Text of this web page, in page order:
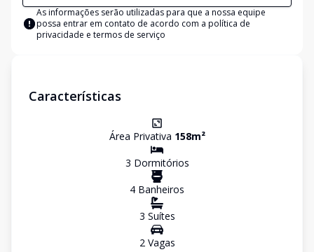
As informações serão utilizadas para que a nossa equipe
possa entrar em contato de acordo com a política de
privacidade e termos de serviço
Características
Área Privativa 158m²
3 Dormitórios
4 Banheiros
3 Suítes
2Vagas